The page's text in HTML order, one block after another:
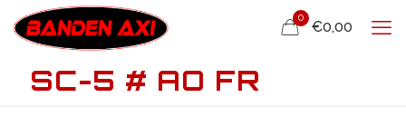
0
€0,00
SC-5 # AO FR